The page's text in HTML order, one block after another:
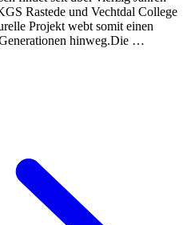
Rastede und Vechtdal College
Projekt webt somit einen
hinweg.Die …